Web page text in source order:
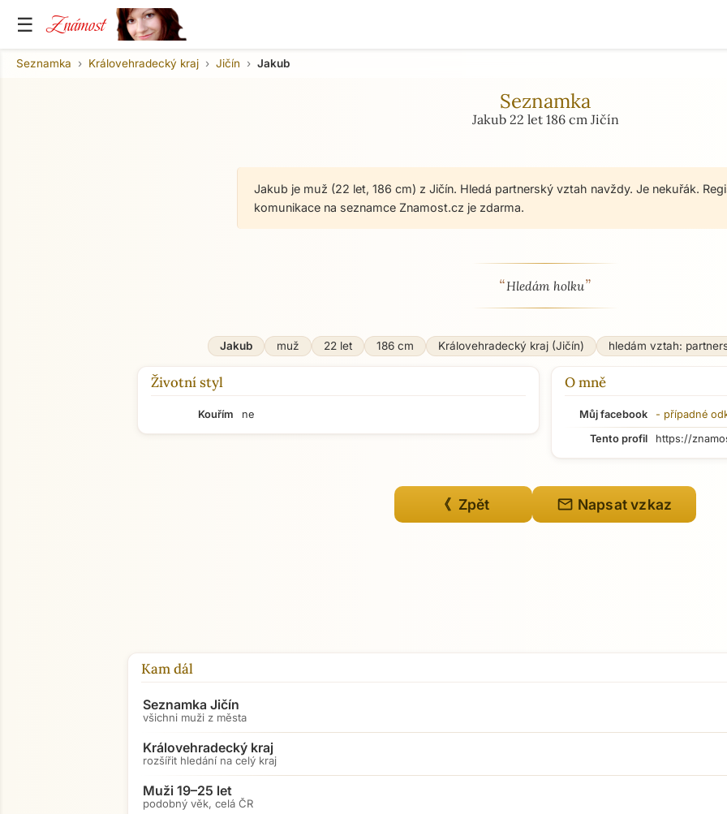
☰ Známost
Seznamka Královehradecký kraj Jičín Jakub
Seznamka
Jakub 22 let 186 cm Jičín
Jakub je muž (22 let, 186 cm) z Jičín. Hledá partnerský vztah navždy. Je nekuřák.
komunikace na seznamce Znamost.cz je zdarma.
“Hledám holku”
Jakub muž 22 let 186 cm Královehradecký kraj (Jičín) hledám vztah:
Životní styl
Kouřím ne
O mně
Můj facebook - případné
Tento profil
https://
《 Zpět mail Napsat vzkaz
Kam dál
Seznamka Jičín
všichni muži z města
Královehradecký kraj
rozšířit hledání na celý kraj
Muži 19–25 let
podobný věk, celá ČR